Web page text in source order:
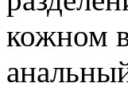
кожном